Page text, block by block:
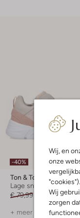
Wij, en
onze
"cookies").
Wij
zorgen
-40%
Ton & Ton
Lage sneakers
€ 79,99
€ 47,99
+ meer kleuren